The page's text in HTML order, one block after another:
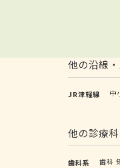
他の沿線
JR津軽線 中
他の診療
歯科系 歯科